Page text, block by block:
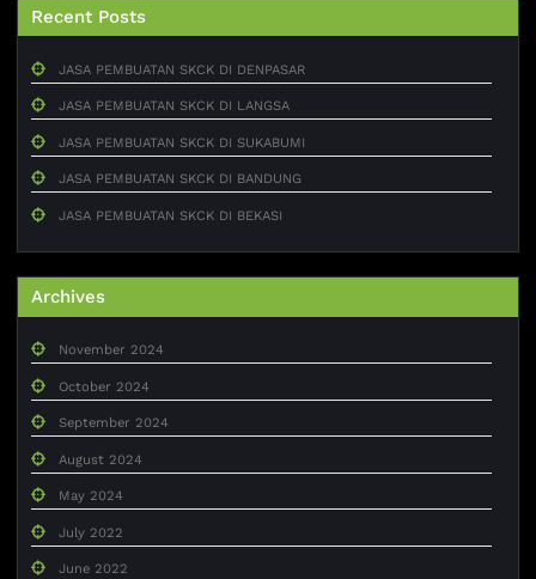
Recent Posts
JASA PEMBUATAN SKCK DI DENPASAR
JASA PEMBUATAN SKCK DI LANGSA
JASA PEMBUATAN SKCK DI SUKABUMI
JASA PEMBUATAN SKCK DI BANDUNG
JASA PEMBUATAN SKCK DI BEKASI
Archives
November 2024
October 2024
September 2024
August 2024
May 2024
July 2022
June 2022